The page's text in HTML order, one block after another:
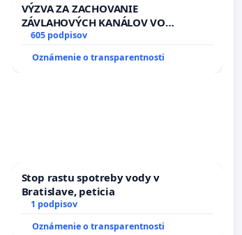
VÝZVA ZA ZACHOVANIE
ZÁVLAHOVÝCH KANÁLOV VO
VÝLUČNOM VLASTNÍCTVE A POD
& žiadosť na riešenie zanedbaného
605 podpisov
Oznámenie o transparentnosti
Stop rastu spotreby vody v
Bratislave, peticia
1 podpisov
Oznámenie o transparentnosti